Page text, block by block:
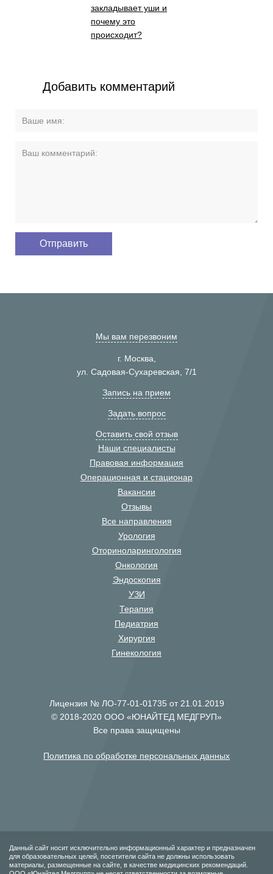
закладывает уши и
почему это
происходит?
Добавить комментарий
Мы вам перезвоним
г. Москва,
ул. Садовая-Сухаревская, 7/1
Запись на прием
Задать вопрос
Оставить свой отзыв
Наши специалисты
Правовая информация
Операционная и стационар
Вакансии
Отзывы
Все направления
Урология
Оториноларингология
Онкология
Эндоскопия
УЗИ
Терапия
Педиатрия
Хирургия
Гинекология
Лицензия № ЛО-77-01-01735 от 21.01.2019
© 2018-2020 ООО «ЮНАЙТЕД МЕДГРУП»
Все права защищены
Политика по обработке персональных данных
Данный сайт носит исключительно информационный характер и предназначен
для образовательных целей, посетители сайта не должны использовать
материалы, размещенные на сайте, в качестве медицинских рекомендаций.